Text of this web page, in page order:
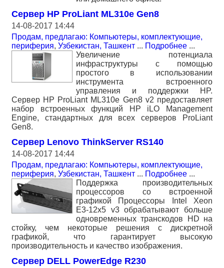
Сервер HP ProLiant ML310e Gen8
14-08-2017 14:44
Продам, предлагаю: Компьютеры, комплектующие,
периферия, Узбекистан, Ташкент ... Подробнее ...
Увеличение потенциала
инфраструктуры с помощью
простого в использовании
инструмента встроенного
управления и поддержки HP.
Сервер HP ProLiant ML310e Gen8 v2 предоставляет
набор встроенных функций HP iLO Management
Engine, стандартных для всех серверов ProLiant
Gen8.
Сервер Lenovo ThinkServer RS140
14-08-2017 14:44
Продам, предлагаю: Компьютеры, комплектующие,
периферия, Узбекистан, Ташкент ... Подробнее ...
Поддержка производительных
процессоров со встроенной
графикой Процессоры Intel Xeon
E3-12x5 v3 обрабатывают больше
одновременных транскодов HD на
стойку, чем некоторые решения с дискретной
графикой, что гарантирует высокую
производительность и качество изображения.
Сервер DELL PowerEdge R230